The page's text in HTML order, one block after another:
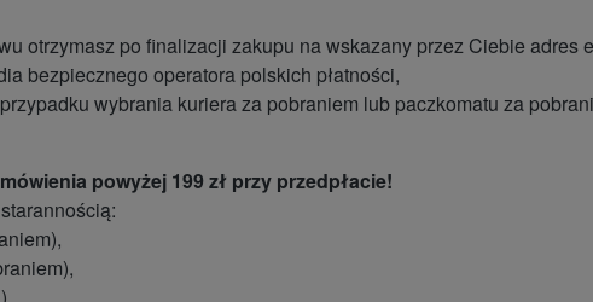
otrzymasz po finalizacji zakupu na wskazany przez Ciebie adres
bezpiecznego operatora polskich płatności,
wybrania kuriera za pobraniem lub paczkomatu za
powyżej 199 zł przy przedpłacie!